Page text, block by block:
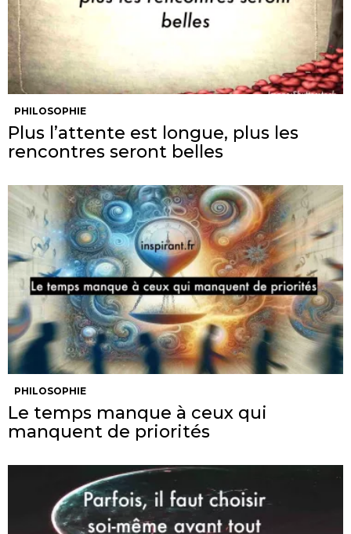
PHILOSOPHIE
Plus l’attente est longue, plus les
rencontres seront belles
PHILOSOPHIE
Le temps manque à ceux qui
manquent de priorités